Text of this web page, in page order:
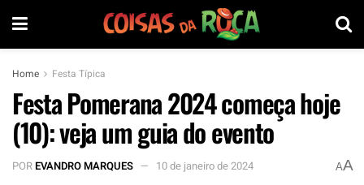
Home Festa Típica
Festa Pomerana 2024 começa hoje
(10): veja um guia do evento
POREVANDRO MARQUES 10 de janeiro de 2024 AA